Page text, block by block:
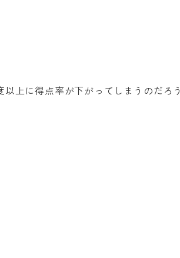
上に得点率が下がってしまうのだろう